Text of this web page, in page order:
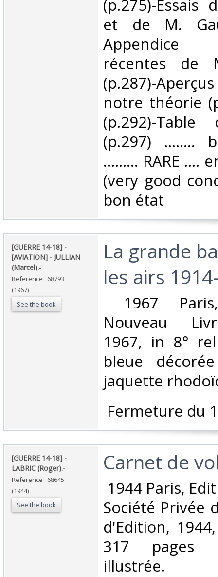
(p.275)-Essais
et de M.
Appendice
récentes de
(p.287)-
notre théorie
(p.292)-
(p.297) ........
......... RARE ....
(very good
bon état ‎
‎[GUERRE 14-18] -
[AVIATION] - JULLIAN
(Marcel).-‎
Reference : 68793
(1967)
See the book
‎La grande
les airs
1967
Nouveau
1967, in 8°
bleue
jaquette
Fermeture du
‎[GUERRE 14-18] -
LABRIC (Roger).-‎
Reference : 68645
(1944)
See the book
‎Carnet de
1944 Paris,
Société Privée
d'Edition,
317 pages
illustrée. ‎